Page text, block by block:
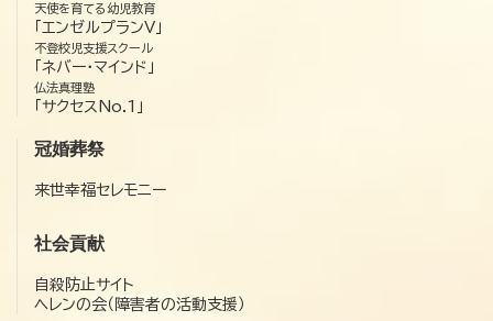
天使を育てる幼児教育
「エンゼルプランV」
不登校児支援スクール
「ネバー・マインド」
仏法真理塾
「サクセスNo.1」
冠婚葬祭
来世幸福セレモニー
社会貢献
自殺防止サイト
ヘレンの会（障害者の活動支援）